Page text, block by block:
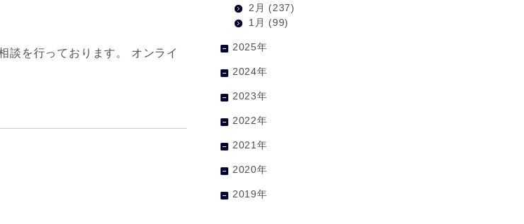
談を行っております。 オンライ
2月 (237)
1月 (99)
2025年
2024年
2023年
2022年
2021年
2020年
2019年